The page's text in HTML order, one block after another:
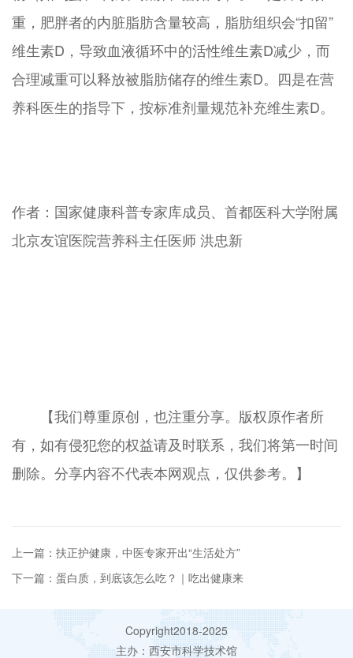
重，肥胖者的内脏脂肪含量较高，脂肪组织会“扣留”
维生素D，导致血液循环中的活性维生素D减少，而
合理减重可以释放被脂肪储存的维生素D。四是在营
养科医生的指导下，按标准剂量规范补充维生素D。
作者：国家健康科普专家库成员、首都医科大学附属
北京友谊医院营养科主任医师 洪忠新
【我们尊重原创，也注重分享。版权原作者所
有，如有侵犯您的权益请及时联系，我们将第一时间
删除。分享内容不代表本网观点，仅供参考。】
上一篇：扶正护健康，中医专家开出“生活处方”
下一篇：蛋白质，到底该怎么吃？｜吃出健康来
Copyright2018-2025
主办：西安市科学技术馆